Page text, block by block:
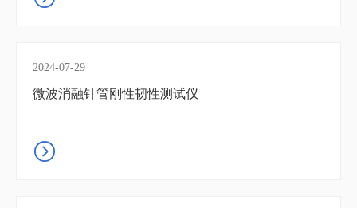
2024-07-29
微波消融针管刚性韧性测试仪